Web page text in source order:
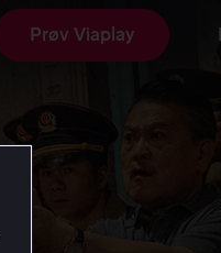
Prøv Viaplay